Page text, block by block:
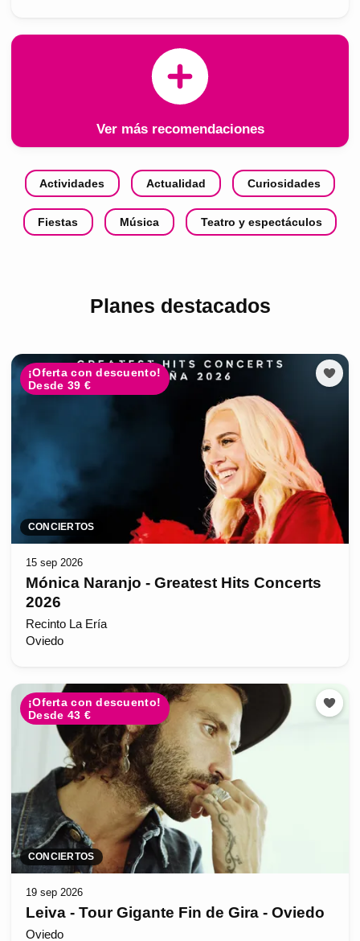
Ver más recomendaciones
Actividades Actualidad Curiosidades
Fiestas Música Teatro y espectáculos
Planes destacados
¡Oferta con descuento!
Desde 39 €
CONCIERTOS
15 sep 2026
Mónica Naranjo - Greatest Hits Concerts
2026
Recinto La Ería
Oviedo
¡Oferta con descuento!
Desde 43 €
CONCIERTOS
19 sep 2026
Leiva - Tour Gigante Fin de Gira - Oviedo
Oviedo